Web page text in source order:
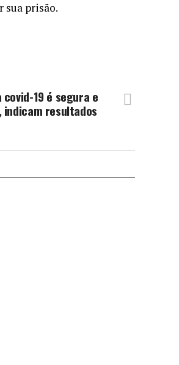
sua prisão.
19 é segura e
indicam resultados